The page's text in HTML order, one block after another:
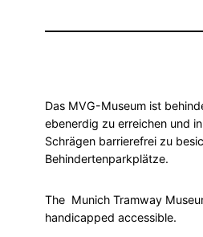
Das MVG-Museum ist
ebenerdig zu erreichen und
Schrägen barrierefrei zu
Behindertenparkplätze.
The Munich Tramway
handicapped accessible.